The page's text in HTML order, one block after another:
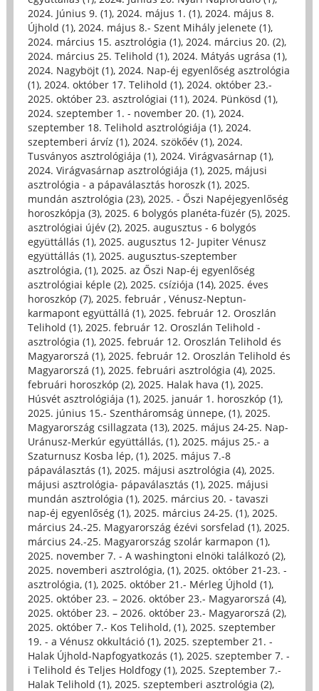
2024. Június 9. (1), 2024. május 1. (1), 2024. május 8.
Újhold (1), 2024. május 8.- Szent Mihály jelenete (1),
2024. március 15. asztrológia (1), 2024. március 20. (2),
2024. március 25. Telihold (1), 2024. Mátyás ugrása (1),
2024. Nagyböjt (1), 2024. Nap-éj egyenlőség asztrológia
(1), 2024. október 17. Telihold (1), 2024. október 23.-
2025. október 23. asztrológiai (11), 2024. Pünkösd (1),
2024. szeptember 1. - november 20. (1), 2024.
szeptember 18. Telihold asztrológiája (1), 2024.
szeptemberi árvíz (1), 2024. szökőév (1), 2024.
Tusványos asztrológiája (1), 2024. Virágvasárnap (1),
2024. Virágvasárnap asztrológiája (1), 2025, májusi
asztrológia - a pápaválasztás horoszk (1), 2025.
mundán asztrológia (23), 2025. - Őszi Napéjegyenlőség
horoszkópja (3), 2025. 6 bolygós planéta-füzér (5), 2025.
asztrológiai újév (2), 2025. augusztus - 6 bolygós
együttállás (1), 2025. augusztus 12- Jupiter Vénusz
együttállás (1), 2025. augusztus-szeptember
asztrológia, (1), 2025. az Őszi Nap-éj egyenlőség
asztrológiai képle (2), 2025. csíziója (14), 2025. éves
horoszkóp (7), 2025. február , Vénusz-Neptun-
karmapont együttállá (1), 2025. február 12. Oroszlán
Telihold (1), 2025. február 12. Oroszlán Telihold -
asztrológia (1), 2025. február 12. Oroszlán Telihold és
Magyarorszá (1), 2025. február 12. Oroszlán Telihold és
Magyarorszá (1), 2025. februári asztrológia (4), 2025.
februári horoszkóp (2), 2025. Halak hava (1), 2025.
Húsvét asztrológiája (1), 2025. január 1. horoszkóp (1),
2025. június 15.- Szentháromság ünnepe, (1), 2025.
Magyarország csillagzata (13), 2025. május 24-25. Nap-
Uránusz-Merkúr együttállás, (1), 2025. május 25.- a
Szaturnusz Kosba lép, (1), 2025. május 7.-8
pápaválasztás (1), 2025. májusi asztrológia (4), 2025.
májusi asztrológia- pápaválasztás (1), 2025. májusi
mundán asztrológia (1), 2025. március 20. - tavaszi
nap-éj egyenlőség (1), 2025. március 24-25. (1), 2025.
március 24.-25. Magyarország ézévi sorsfelad (1), 2025.
március 24.-25. Magyarország szolár karmapon (1),
2025. november 7. - A washingtoni elnöki találkozó (2),
2025. novemberi asztrológia, (1), 2025. október 21-23. -
asztrológia, (1), 2025. október 21.- Mérleg Újhold (1),
2025. október 23. – 2026. október 23.- Magyarorszá (4),
2025. október 23. – 2026. október 23.- Magyarorszá (2),
2025. október 7.- Kos Telihold, (1), 2025. szeptember
19. - a Vénusz okkultáció (1), 2025. szeptember 21. -
Halak Újhold-Napfogyatkozás (1), 2025. szeptember 7. -
i Telihold és Teljes Holdfogy (1), 2025. Szeptember 7.-
Halak Telihold (1), 2025. szeptemberi asztrológia (2),